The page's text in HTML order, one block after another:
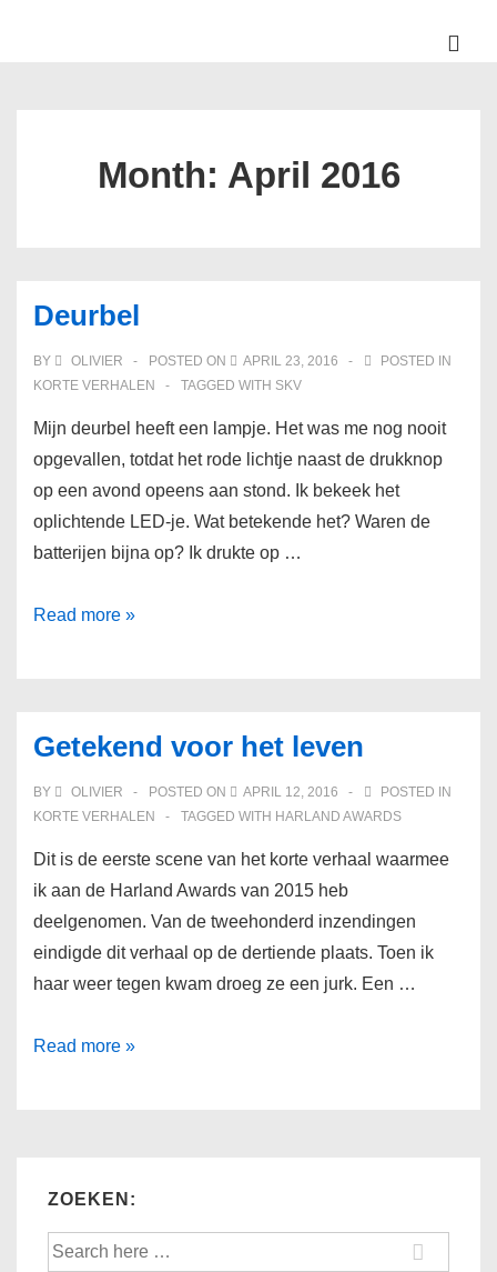
Month: April 2016
Deurbel
BY OLIVIER POSTED ON APRIL 23, 2016
POSTED IN
KORTE VERHALEN
TAGGED WITH SKV
Mijn deurbel heeft een lampje. Het was me nog nooit
opgevallen, totdat het rode lichtje naast de drukknop
op een avond opeens aan stond. Ik bekeek het
oplichtende LED-je. Wat betekende het? Waren de
batterijen bijna op? Ik drukte op …
Deurbel
Read more »
Getekend voor het leven
BY OLIVIER POSTED ON APRIL 12, 2016
POSTED IN
KORTE VERHALEN
TAGGED WITH HARLAND AWARDS
Dit is de eerste scene van het korte verhaal waarmee
ik aan de Harland Awards van 2015 heb
deelgenomen. Van de tweehonderd inzendingen
eindigde dit verhaal op de dertiende plaats. Toen ik
haar weer tegen kwam droeg ze een jurk. Een …
Getekend
Read more »
ZOEKEN:
Search